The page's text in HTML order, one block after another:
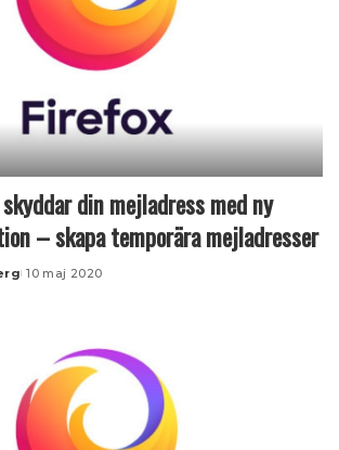
din mejladress med ny
– skapa temporära mejladresser
10 maj 2020